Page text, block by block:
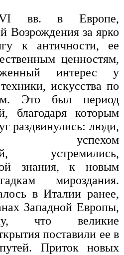
вв. в Европе,
Возрождения за ярко
к античности, ее
ценностям,
интерес у
искусства по
Это был период
благодаря которым
раздвинулись: люди,
успехом
устремились,
знания, к новым
мироздания.
в Италии ранее,
Западной Европы,
что великие
поставили ее в
Приток новых